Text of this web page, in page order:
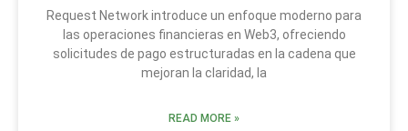
Request Network introduce un enfoque moderno para
las operaciones financieras en Web3, ofreciendo
solicitudes de pago estructuradas en la cadena que
mejoran la claridad, la
READ MORE »